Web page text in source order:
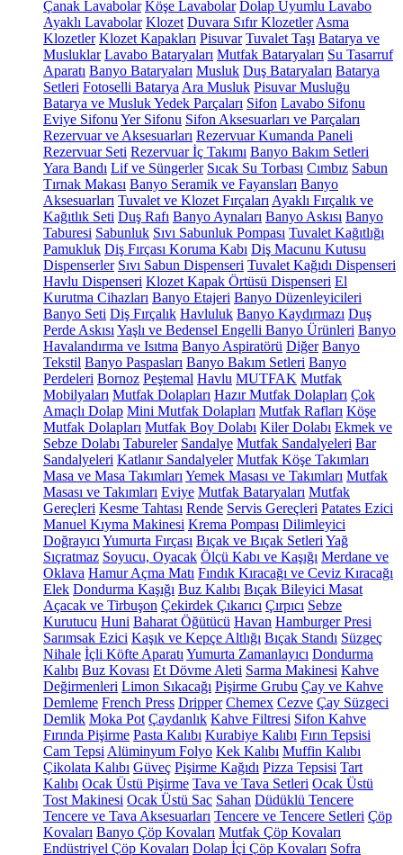
Çanak Lavabolar Köşe Lavabolar Dolap Uyumlu Lavabo
Ayaklı Lavabolar Klozet Duvara Sıfır Klozetler Asma
Klozetler Klozet Kapakları Pisuvar Tuvalet Taşı Batarya ve
Musluklar Lavabo Bataryaları Mutfak Bataryaları Su Tasarruf
Aparatı Banyo Bataryaları Musluk Duş Bataryaları Batarya
Setleri Fotoselli Batarya Ara Musluk Pisuvar Musluğu
Batarya ve Musluk Yedek Parçaları Sifon Lavabo Sifonu
Eviye Sifonu Yer Sifonu Sifon Aksesuarları ve Parçaları
Rezervuar ve Aksesuarları Rezervuar Kumanda Paneli
Rezervuar Seti Rezervuar İç Takımı Banyo Bakım Setleri
Yara Bandı Lif ve Süngerler Sıcak Su Torbası Cımbız Sabun
Tırnak Makası Banyo Seramik ve Fayansları Banyo
Aksesuarları Tuvalet ve Klozet Fırçaları Ayaklı Fırçalık ve
Kağıtlık Seti Duş Rafı Banyo Aynaları Banyo Askısı Banyo
Taburesi Sabunluk Sıvı Sabunluk Pompası Tuvalet Kağıtlığı
Pamukluk Diş Fırçası Koruma Kabı Diş Macunu Kutusu
Dispenserler Sıvı Sabun Dispenseri Tuvalet Kağıdı Dispenseri
Havlu Dispenseri Klozet Kapak Örtüsü Dispenseri El
Kurutma Cihazları Banyo Etajeri Banyo Düzenleyicileri
Banyo Seti Diş Fırçalık Havluluk Banyo Kaydırmazı Duş
Perde Askısı Yaşlı ve Bedensel Engelli Banyo Ürünleri Banyo
Havalandırma ve Isıtma Banyo Aspiratörü Diğer Banyo
Tekstil Banyo Paspasları Banyo Bakım Setleri Banyo
Perdeleri Bornoz Peştemal Havlu MUTFAK Mutfak
Mobilyaları Mutfak Dolapları Hazır Mutfak Dolapları Çok
Amaçlı Dolap Mini Mutfak Dolapları Mutfak Rafları Köşe
Mutfak Dolapları Mutfak Boy Dolabı Kiler Dolabı Ekmek ve
Sebze Dolabı Tabureler Sandalye Mutfak Sandalyeleri Bar
Sandalyeleri Katlanır Sandalyeler Mutfak Köşe Takımları
Masa ve Masa Takımları Yemek Masası ve Takımları Mutfak
Masası ve Takımları Eviye Mutfak Bataryaları Mutfak
Gereçleri Kesme Tahtası Rende Servis Gereçleri Patates Ezici
Manuel Kıyma Makinesi Krema Pompası Dilimleyici
Doğrayıcı Yumurta Fırçası Bıçak ve Bıçak Setleri Yağ
Sıçratmaz Soyucu, Oyacak Ölçü Kabı ve Kaşığı Merdane ve
Oklava Hamur Açma Matı Fındık Kıracağı ve Ceviz Kıracağı
Elek Dondurma Kaşığı Buz Kalıbı Bıçak Bileyici Masat
Açacak ve Tirbuşon Çekirdek Çıkarıcı Çırpıcı Sebze
Kurutucu Huni Baharat Öğütücü Havan Hamburger Presi
Sarımsak Ezici Kaşık ve Kepçe Altlığı Bıçak Standı Süzgeç
Nihale İçli Köfte Aparatı Yumurta Zamanlayıcı Dondurma
Kalıbı Buz Kovası Et Dövme Aleti Sarma Makinesi Kahve
Değirmenleri Limon Sıkacağı Pişirme Grubu Çay ve Kahve
Demleme French Press Dripper Chemex Cezve Çay Süzgeci
Demlik Moka Pot Çaydanlık Kahve Filtresi Sifon Kahve
Fırında Pişirme Pasta Kalıbı Kurabiye Kalıbı Fırın Tepsisi
Cam Tepsi Alüminyum Folyo Kek Kalıbı Muffin Kalıbı
Çikolata Kalıbı Güveç Pişirme Kağıdı Pizza Tepsisi Tart
Kalıbı Ocak Üstü Pişirme Tava ve Tava Setleri Ocak Üstü
Tost Makinesi Ocak Üstü Sac Sahan Düdüklü Tencere
Tencere ve Tava Aksesuarları Tencere ve Tencere Setleri Çöp
Kovaları Banyo Çöp Kovaları Mutfak Çöp Kovaları
Endüstriyel Çöp Kovaları Dolap İçi Çöp Kovaları Sofra